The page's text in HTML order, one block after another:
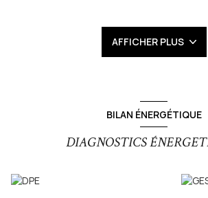
quatre pièces, dont une cuisine
sept pièces, offrant de multiples
Les caractéristiques de la propriété :
- De nombreuses dépendances, dont un
cave, garage et grenier,
superficie pour vos projets extérieurs.
Un emplacement exceptionnel:
AFFICHER PLUS
BILAN ÉNERGÉTIQUE
DIAGNOSTICS